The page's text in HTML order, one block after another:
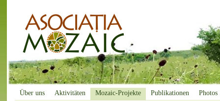
Über uns Aktivitäten Mozaic-Projekte Publikationen Photos